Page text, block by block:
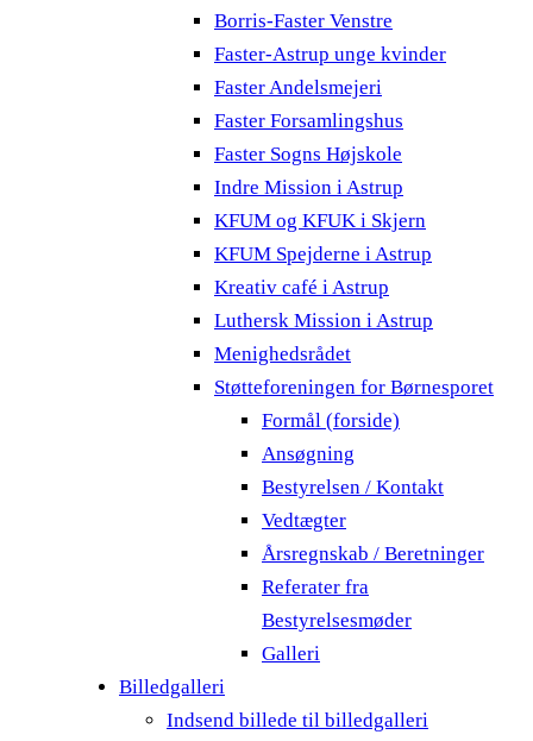
Borris-Faster Venstre
Faster-Astrup unge kvinder
Faster Andelsmejeri
Faster Forsamlingshus
Faster Sogns Højskole
Indre Mission i Astrup
KFUM og KFUK i Skjern
KFUM Spejderne i Astrup
Kreativ café i Astrup
Luthersk Mission i Astrup
Menighedsrådet
Støtteforeningen for Børnesporet
Formål (forside)
Ansøgning
Bestyrelsen / Kontakt
Vedtægter
Årsregnskab / Beretninger
Referater fra
Bestyrelsesmøder
Galleri
Billedgalleri
Indsend billede til billedgalleri